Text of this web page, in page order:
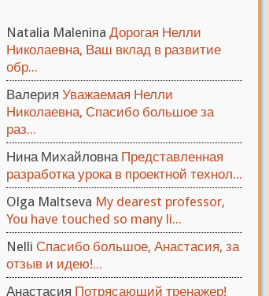
Natalia Malenina Дорогая Нелли
Николаевна, Ваш вклад в развитие
обр...
Валерия Уважаемая Нелли
Николаевна, Спасибо большое за
раз...
Нина Михайловна Представленная
разработка урока в проектной технол...
Olga Maltseva My dearest professor,
You have touched so many li...
Nelli Спасибо большое, Анастасия, за
отзыв и идею!...
Анастасия Потрясающий тренажер!